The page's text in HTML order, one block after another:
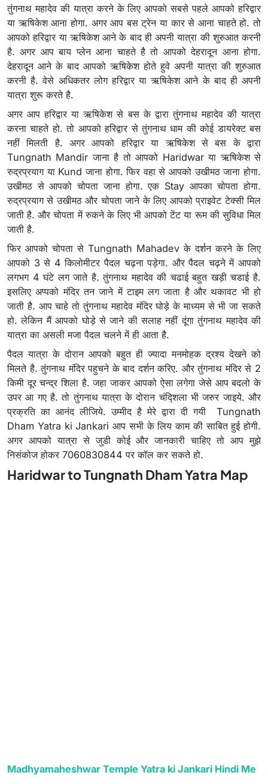
तुंगनाथ महादेव की यात्रा करने के लिए आपको सबसे पहले आपको हरिद्वार
या ऋषिकेश आना होगा. अगर आप बस ट्रेन या कार से आना चाहते हो. तो
आपको हरिद्वार या ऋषिकेश आने के बाद ही अपनी यात्रा की शुरुआत करनी
है. अगर आप बाय प्लेन आना चाहते है तो आपको देहरादून आना होगा.
देहरादून आने के बाद आपको ऋषिकेश होते हुवे अपनी यात्रा की शुरुआत
करनी है. वेसे अधिकतर लोग हरिद्वार या ऋषिकेश आने के बाद ही अपनी
यात्रा शुरू करते है.
अगर आप हरिद्वार या ऋषिकेश से बस के द्वारा तुंगनाथ महादेव की यात्रा
करना चाहते हो. तो आपको हरिद्वार से तुंगनाथ धाम की कोई डायरेक्ट बस
नहीं मिलती है. अगर आपको हरिद्वार या ऋषिकेश से बस के द्वारा
Tungnath Mandir जाना है तो आपको Haridwar या ऋषिकेश से
रुद्रप्रयाग या Kund जाना होगा. फिर वहा से आपको उखीमठ जाना होगा.
उखीमठ से आपको चोपता जाना होगा. एक Stay आपका चोपता होगा.
रुद्रप्रयाग से उखीमठ और चोपता जाने के लिए आपको प्राइवेट टेक्सी मिल
जाती है. और चोपता में रुकने के लिए भी आपको टेंट या रूम की सुविधा मिल
जाती है.
फिर आपको चोपता से Tungnath Mahadev के दर्शन करने के लिए
आपको 3 से 4 किलोमीटर पैदल चढ़ना पड़ेगा. और पैदल चढ़ने में आपको
लगभग 4 घंटे लग जाते है. तुंगनाथ महादेव की चढाई बहुत खड़ी चडाई है.
इसलिए अप्पको मंदिर तन जाने में टाइम लग जाता है और थकावट भी हो
जाती है. आप चाहे तो तुंगनाथ महादेव मंदिर घोड़े के माध्यम से भी जा सकते
हो. लेकिन मैं आपको घोड़े से जाने की सलाह नहीं दूंगा तुंगनाथ महादेव की
यात्रा का असली मजा पैदल चलने में ही आता है.
पैदल यात्रा के दोरान आपको बहुत ही ज्यादा मनमोहक द्रश्य देखने को
मिलते है. तुंगनाथ मंदिर पहुचने के बाद दर्शन करिए. और तुंगनाथ मंदिर से 2
किमी दूर चन्द्र शिला है. जहा जाकर आपको ऐसा लगेगा जेसे आप बदलो के
उपर आ गए है. तो तुंगनाथ यात्रा के दोरान चंद्शिला भी जरुर जाइये. और
प्रक्रति का आनंद लीजिये. उम्मीद है मेरे द्वारा दी गयी Tungnath
Dham Yatra ki Jankari आप सभी के लिय काम की साबित हुई होगी.
अगर आपको यात्रा से जुडी कोई और जानकारी चाहिए तो आप मुझे
निसंकोज होकर 7060830844 पर कॉल कर सकते हो.
Haridwar to Tungnath Dham Yatra Map
Madhyamaheshwar Temple Yatra ki Jankari Hindi Me